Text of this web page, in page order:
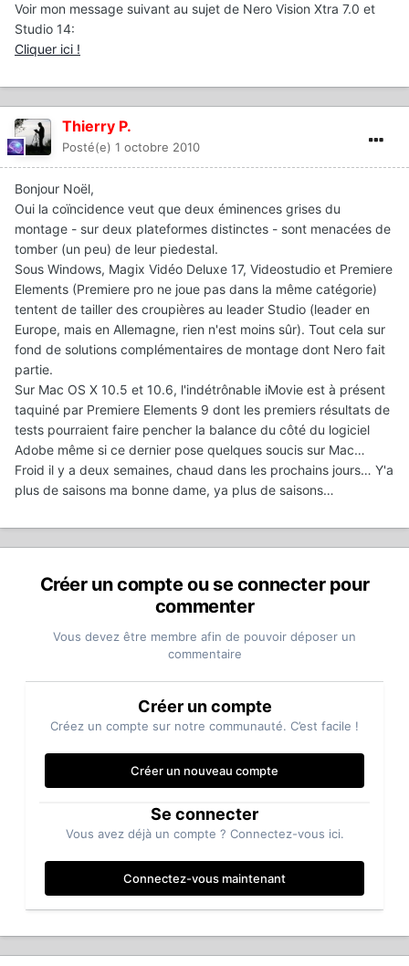
Voir mon message suivant au sujet de Nero Vision Xtra 7.0 et
Studio 14:
Cliquer ici !
Thierry P.
Posté(e) 1 octobre 2010
Bonjour Noël,
Oui la coïncidence veut que deux éminences grises du
montage - sur deux plateformes distinctes - sont menacées de
tomber (un peu) de leur piedestal.
Sous Windows, Magix Vidéo Deluxe 17, Videostudio et Premiere
Elements (Premiere pro ne joue pas dans la même catégorie)
tentent de tailler des croupières au leader Studio (leader en
Europe, mais en Allemagne, rien n'est moins sûr). Tout cela sur
fond de solutions complémentaires de montage dont Nero fait
partie.
Sur Mac OS X 10.5 et 10.6, l'indétrônable iMovie est à présent
taquiné par Premiere Elements 9 dont les premiers résultats de
tests pourraient faire pencher la balance du côté du logiciel
Adobe même si ce dernier pose quelques soucis sur Mac…
Froid il y a deux semaines, chaud dans les prochains jours… Y'a
plus de saisons ma bonne dame, ya plus de saisons…
Créer un compte ou se connecter pour
commenter
Vous devez être membre afin de pouvoir déposer un
commentaire
Créer un compte
Créez un compte sur notre communauté. C’est facile !
Créer un nouveau compte
Se connecter
Vous avez déjà un compte ? Connectez-vous ici.
Connectez-vous maintenant